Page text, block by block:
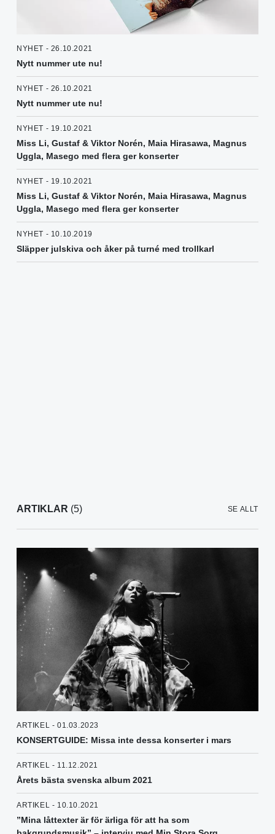
NYHET - 26.10.2021
Nytt nummer ute nu!
NYHET - 26.10.2021
Nytt nummer ute nu!
NYHET - 19.10.2021
Miss Li, Gustaf & Viktor Norén, Maia Hirasawa, Magnus
Uggla, Masego med flera ger konserter
NYHET - 19.10.2021
Miss Li, Gustaf & Viktor Norén, Maia Hirasawa, Magnus
Uggla, Masego med flera ger konserter
NYHET - 10.10.2019
Släpper julskiva och åker på turné med trollkarl
ARTIKLAR (5) SE ALLT
ARTIKEL - 01.03.2023
KONSERTGUIDE: Missa inte dessa konserter i mars
ARTIKEL - 11.12.2021
Årets bästa svenska album 2021
ARTIKEL - 10.10.2021
”Mina låttexter är för ärliga för att ha som